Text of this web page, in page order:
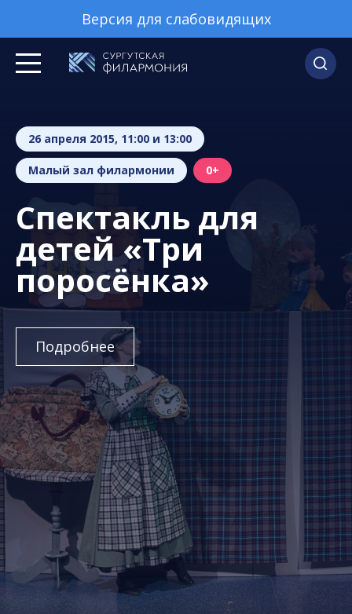
Версия для слабовидящих
26 апреля 2015, 11:00 и 13:00
Малый зал филармонии 0+
Спектакль для
детей «Три
поросёнка»
Подробнее